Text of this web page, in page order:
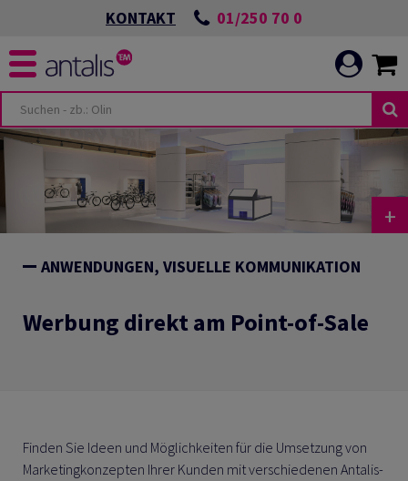
KONTAKT 01/250 70 0
+
ANWENDUNGEN, VISUELLE KOMMUNIKATION
Werbung direkt am Point-of-Sale
Finden Sie Ideen und Möglichkeiten für die Umsetzung von
Marketingkonzepten Ihrer Kunden mit verschiedenen Antalis-